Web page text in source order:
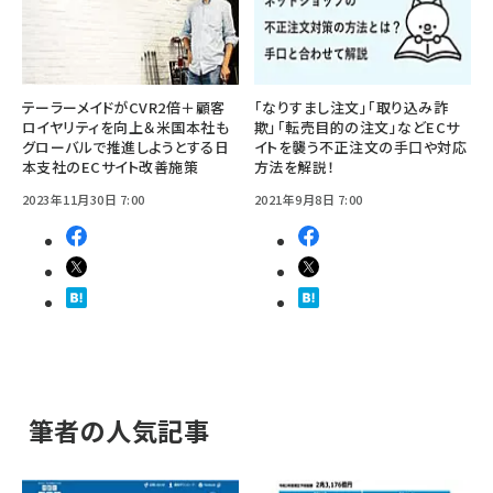
テーラーメイドがCVR2倍＋顧客
ロイヤリティを向上＆米国本社も
グローバルで推進しようとする日
本支社のECサイト改善施策
2023年11月30日 7:00
「なりすまし注文」「取り込み詐
欺」「転売目的の注文」などECサ
イトを襲う不正注文の手口や対応
方法を解説！
2021年9月8日 7:00
筆者の人気記事